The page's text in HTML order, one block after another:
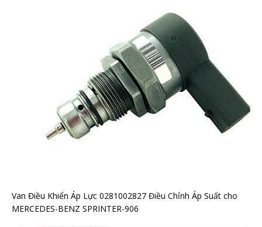
Van Điều Khiển Áp Lực 0281002827 Điều Chỉnh Áp Suất cho
MERCEDES-BENZ SPRINTER-906